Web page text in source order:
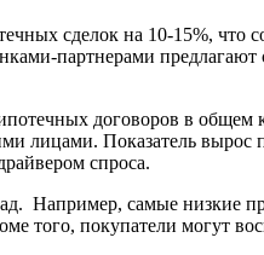
сделок на 10-15%, что
партнерами
договоров в общем
лицами. Показатель
спроса.
Например, самые низкие
покупатели могут